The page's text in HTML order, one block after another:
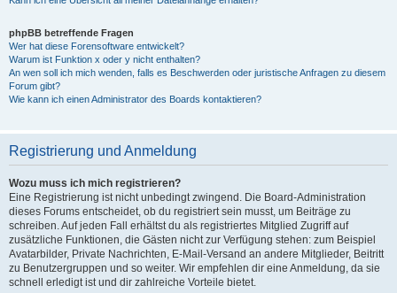
phpBB betreffende Fragen
Wer hat diese Forensoftware entwickelt?
Warum ist Funktion x oder y nicht enthalten?
An wen soll ich mich wenden, falls es Beschwerden oder juristische Anfragen zu diesem
Forum gibt?
Wie kann ich einen Administrator des Boards kontaktieren?
Registrierung und Anmeldung
Wozu muss ich mich registrieren?
Eine Registrierung ist nicht unbedingt zwingend. Die Board-Administration
dieses Forums entscheidet, ob du registriert sein musst, um Beiträge zu
schreiben. Auf jeden Fall erhältst du als registriertes Mitglied Zugriff auf
zusätzliche Funktionen, die Gästen nicht zur Verfügung stehen: zum Beispiel
Avatarbilder, Private Nachrichten, E-Mail-Versand an andere Mitglieder, Beitritt
zu Benutzergruppen und so weiter. Wir empfehlen dir eine Anmeldung, da sie
schnell erledigt ist und dir zahlreiche Vorteile bietet.